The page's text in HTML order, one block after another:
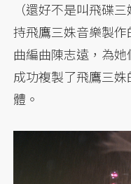
（還好不是叫飛碟
持飛鷹三姝音樂製
曲編曲陳志遠，為
成功複製了飛鷹三
體。